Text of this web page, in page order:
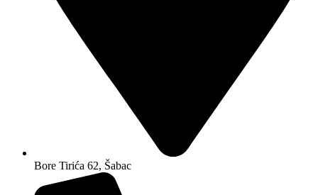
Bore Tirića 62, Šabac